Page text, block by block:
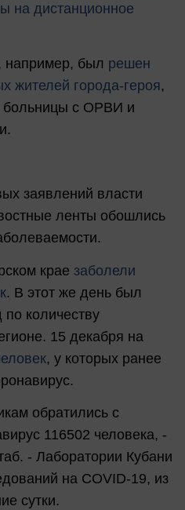
на дистанционное
например, был решен
жителей города-героя,
больницы с ОРВИ и
заявлений власти
ленты обошлись
крае заболели
. В этот же день был
по количеству
15 декабря на
, у которых ранее
обратились с
116502 человека, -
- Лаборатории Кубани
на COVID-19, из
сутки.